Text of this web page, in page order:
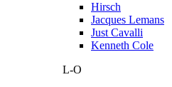
Hirsch
Jacques Lemans
Just Cavalli
Kenneth Cole
L-O